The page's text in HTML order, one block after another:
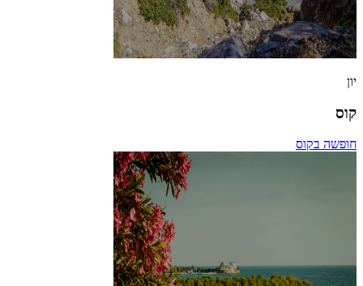
יון
קוס
חופשה בקוס